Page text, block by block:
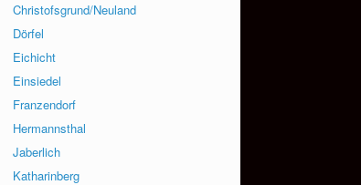
Christofsgrund/Neuland
Dörfel
Eichicht
Einsiedel
Franzendorf
Hermannsthal
Jaberlich
Katharinberg